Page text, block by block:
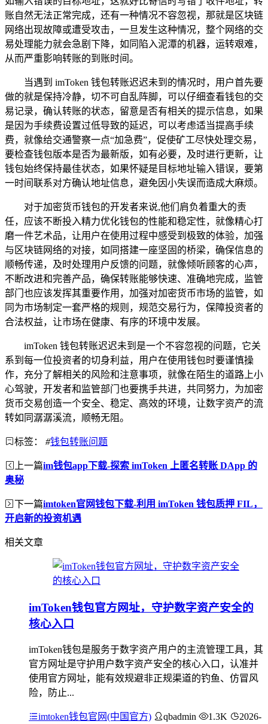
账自然无法正常完成，还有一种情况不容忽视，那就是区块链
网络出现故障或遭受攻击，一旦发生这种情况，整个网络的交
易处理能力就会急剧下降，如同陷入泥潭的机器，运转艰难，
从而严重影响转账的到账时间。
当遇到 imToken 钱包转账迟迟未到的情况时，用户首先要
做的就是保持冷静，切不可自乱阵脚，可以仔细查看钱包的交
易记录，确认转账的状态，留意是否有相关的提示信息，如果
是因为手续费设置过低导致的延迟，可以考虑适当提高手续
费，就像给交通警察一点“加急费”，促使矿工尽快处理交易，
要检查钱包版本是否为最新版，如有必要，及时进行更新，让
钱包始终保持最佳状态，如果怀疑是目标地址输入错误，要第
一时间联系对方确认地址信息，避免因小失误而造成大麻烦。
对于加密货币钱包的开发者来说,他们肩负着重大的责
任，应该不断投入精力优化钱包的性能和稳定性，就像精心打
磨一件艺术品，让用户在使用过程中感受到极致的体验，加强
与区块链网络的对接，如同搭建一座坚固的桥梁，确保信息的
顺畅传递，及时处理用户反馈的问题，就像倾听顾客的心声，
不断改进和完善产品，确保转账能够快速、准确地完成，监管
部门也应该发挥其重要作用，加强对加密货币市场的监管，如
同为市场制定一套严格的规则，规范交易行为，保障投资者的
合法权益，让市场在健康、有序的环境中发展。
imToken 钱包转账迟迟未到是一个不容忽视的问题，它关
系到每一位投资者的切身利益，用户在使用钱包时要谨慎操
作，充分了解相关的风险和注意事项，就像在陌生的道路上小
心驾驶，开发者和监管部门也要携手共进，共同努力，为加密
货币交易创造一个安全、稳定、高效的环境，让数字资产的流
转如同潺潺溪流，顺畅无阻。
标签： #钱包转账问题
上一篇im钱包app下载-探索 imToken 上匿名转账 DApp 的
奥秘
下一篇imtoken官网钱包下载-利用 imToken 钱包质押 FIL，
开启新的投资机遇
相关文章
imToken钱包官方网址，守护数字资产安全的
核心入口
imToken钱包是服务于数字资产用户的主流管理工具，其
官方网址是守护用户数字资产安全的核心入口，认准并
使用官方网址，能有效规避非正规渠道的钓鱼、仿冒风
险，防止...
imtoken钱包官网(中国官方) qbadmin 1.3K
2026-